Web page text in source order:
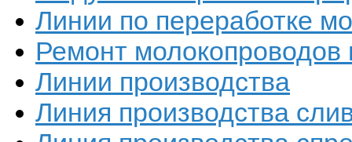
Линии по переработке
Ремонт молокопроводов
Линии производства
Линия производства